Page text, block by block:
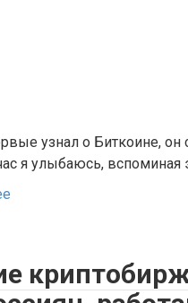
узнал о Биткоине,
я улыбаюсь, вспоминая